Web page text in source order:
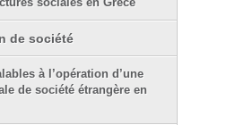
sociales en Grèce
de société
à l’opération d’une
de société étrangère en